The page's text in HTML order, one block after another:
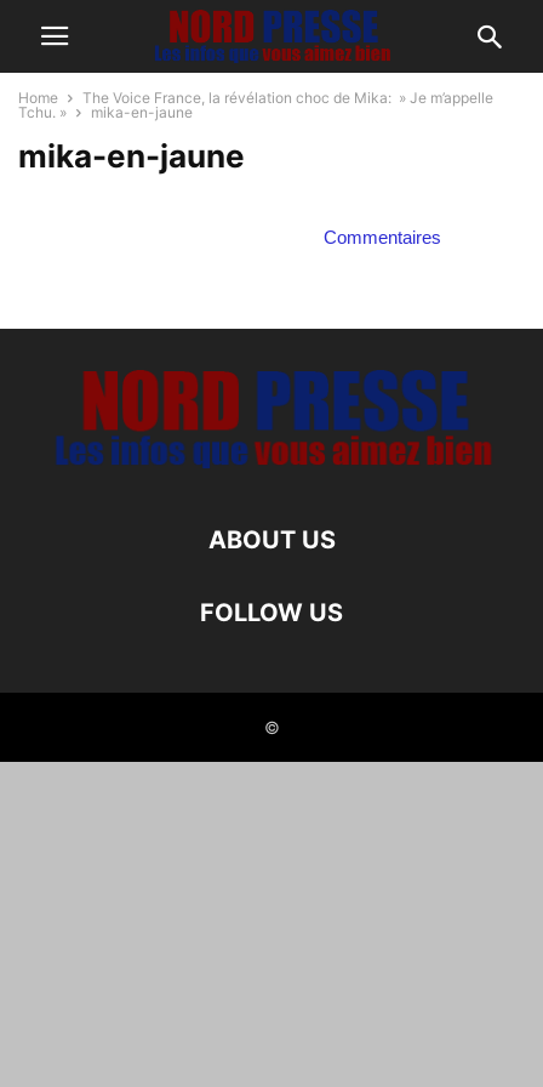
Home
The Voice France, la révélation choc de Mika: » Je m’appelle
Tchu. »
mika-en-jaune
mika-en-jaune
Commentaires
ABOUT US
FOLLOW US
©